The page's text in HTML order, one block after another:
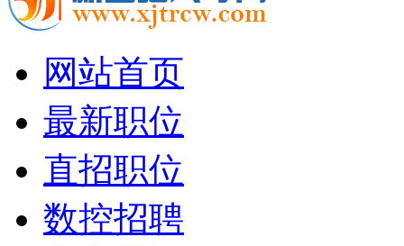
网站首页
最新职位
直招职位
数控招聘